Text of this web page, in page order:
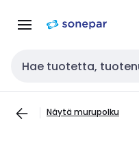
navigointiinsisältöön
Haku
Näytä murupolku